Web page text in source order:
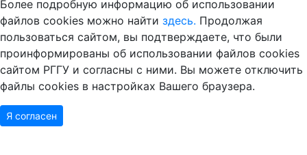
Более подробную информацию об использовании
файлов cookies можно найти здесь. Продолжая
пользоваться сайтом, вы подтверждаете, что были
проинформированы об использовании файлов cookies
сайтом РГГУ и согласны с ними. Вы можете отключить
файлы cookies в настройках Вашего браузера.
Я согласен